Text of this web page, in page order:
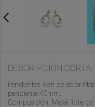
DESCRIPCIÓN CORTA
Pendientes Bari de color
pendiente 40mm.
Composición: Metal libre